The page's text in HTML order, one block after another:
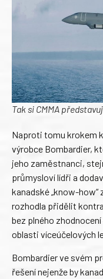
Tak si CMMA
Naproti tomu krokem
výrobce Bombardier,
jeho zaměstnanci,
průmysloví lídři a
kanadské „know-how“
rozhodla přidělit
bez plného
oblasti víceúčelových
Bombardier ve svém
řešení nejenže by